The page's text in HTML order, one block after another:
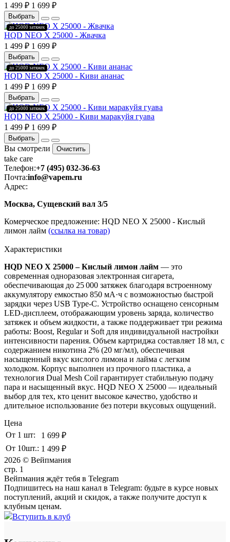
1 499 ₽ 1 699 ₽
Выбрать
до 25000 затяжек
HQD NEO X 25000 - Жвачка
1 499 ₽ 1 699 ₽
Выбрать
до 25000 затяжек
HQD NEO X 25000 - Киви ананас
1 499 ₽ 1 699 ₽
Выбрать
до 25000 затяжек
HQD NEO X 25000 - Киви маракуйя гуава
1 499 ₽ 1 699 ₽
Выбрать
Вы смотрели Очистить
take care
Телефон:+7 (495) 032-36-63
Почта:info@vapem.ru
Адрес:
Москва, Сущевский вал 3/5
Комерческое предложение: HQD NEO X 25000 - Кислый
лимон лайм (ссылка на товар)
Характеристики
HQD NEO X 25000 – Кислый лимон лайм — это
современная одноразовая электронная сигарета,
обеспечивающая до 25 000 затяжек благодаря встроенному
аккумулятору емкостью 850 мА·ч с возможностью быстрой
зарядки через USB Type-C. Устройство оснащено сенсорным
LED-дисплеем, отображающим уровень заряда, количество
затяжек и объем жидкости, а также поддерживает три режима
работы: Boost, Regular и Soft для индивидуальной настройки
интенсивности парения. Объем картриджа составляет 18 мл, с
содержанием никотина 2% (20 мг/мл), обеспечивая
насыщенный вкус кислого лимона и лайма с легким
холодком. Корпус выполнен из прочного пластика, а
технология Dual Mesh Coil гарантирует стабильную подачу
пара и насыщенный вкус. HQD NEO X 25000 — идеальный
выбор для тех, кто ценит высокое качество, удобство и
длительное использование без потери вкусовых ощущений.
Цена
От 1 шт:
1 699 ₽
От 10шт.: 1 499 ₽
2026 © Вейпмания
стр. 1
Вейпмания ждёт тебя в Telegram
Подпишитесь на наш канал в Telegram: будьте в курсе новых
поступлений, акций и скидок, а также получите доступ к
клубным ценам.
Вступить в клуб